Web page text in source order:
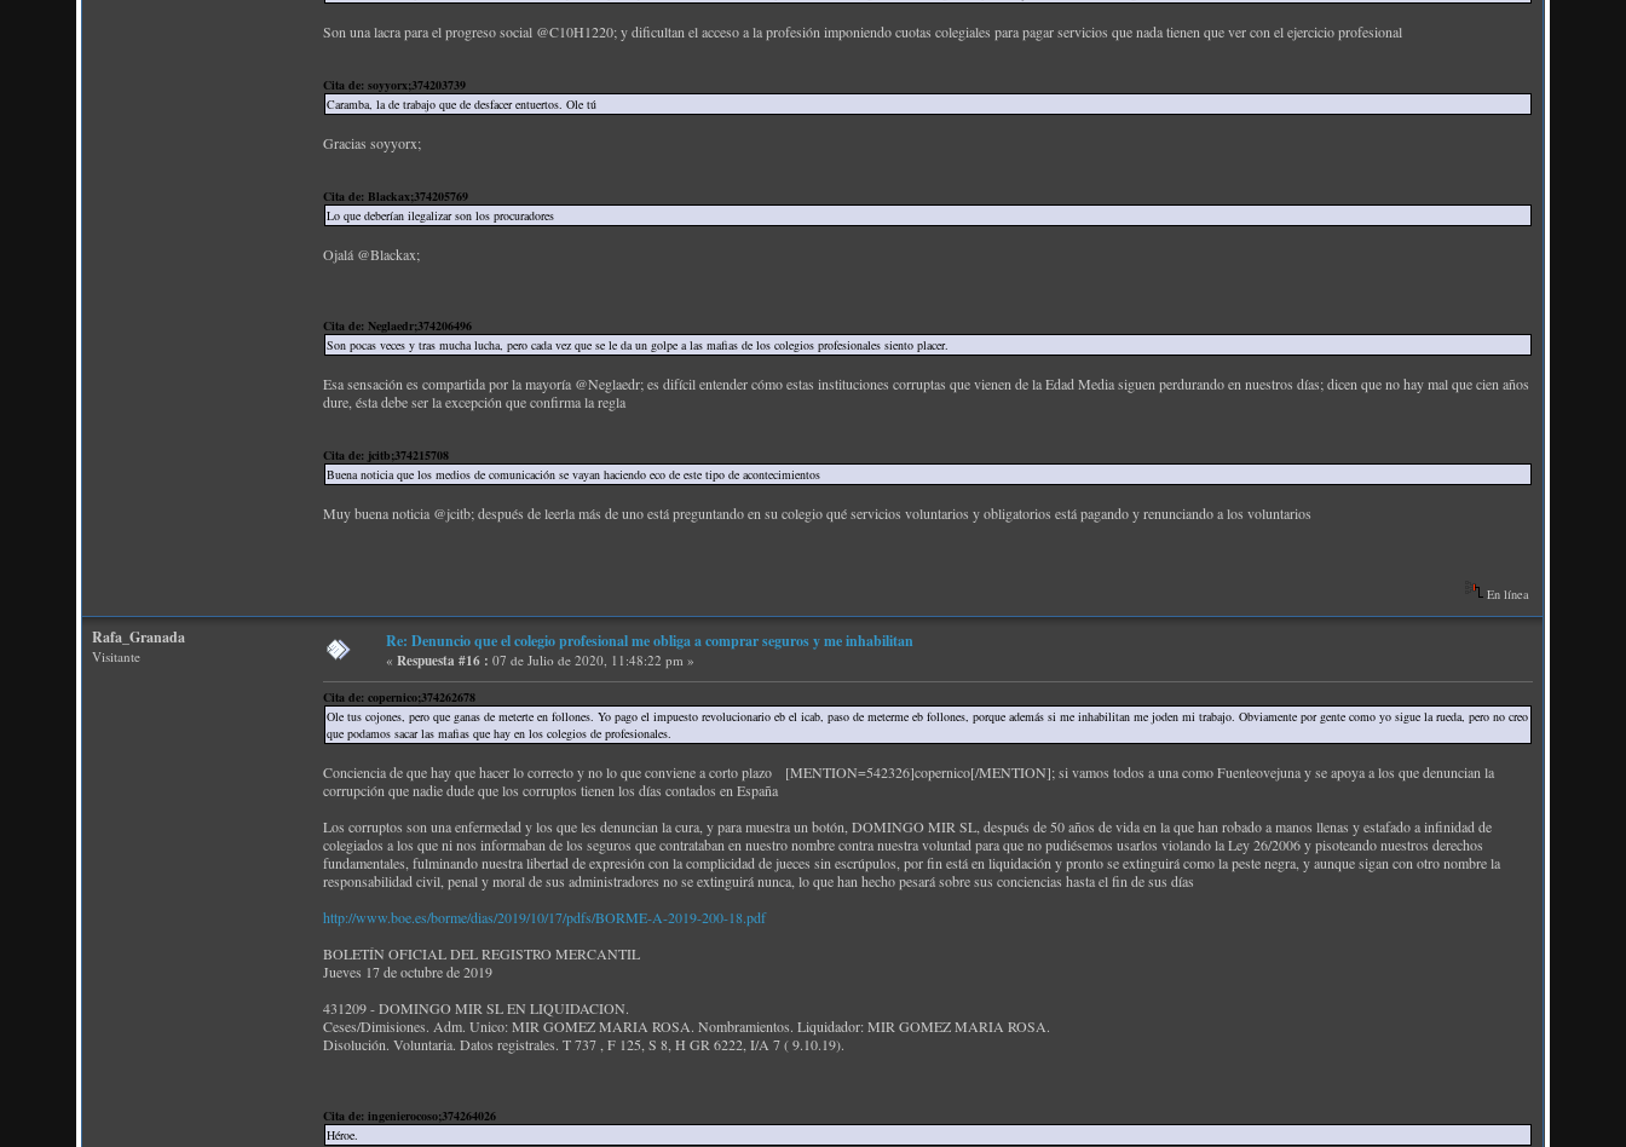
Son una lacra para el progreso social @C10H1220; y dificultan el acceso a la profesión imponiendo cuotas colegiales para pagar servicios que nada tienen que ver con el ejercicio profesional
Cita de: soyyorx;374203739
Caramba, la de trabajo que de desfacer entuertos. Ole tú
Gracias soyyorx;
Cita de: Blackax;374205769
Lo que deberían ilegalizar son los procuradores
Ojalá @Blackax;
Cita de: Neglaedr;374206496
Son pocas veces y tras mucha lucha, pero cada vez que se le da un golpe a las mafias de los colegios profesionales siento placer.
Esa sensación es compartida por la mayoría @Neglaedr; es difícil entender cómo estas instituciones corruptas que vienen de la Edad Media siguen perdurando en nuestros días; dicen que no hay mal que cien años
dure, ésta debe ser la excepción que confirma la regla
Cita de: jcitb;374215708
Buena noticia que los medios de comunicación se vayan haciendo eco de este tipo de acontecimientos
Muy buena noticia @jcitb; después de leerla más de uno está preguntando en su colegio qué servicios voluntarios y obligatorios está pagando y renunciando a los voluntarios
En línea
Rafa_Granada
Visitante
Re: Denuncio que el colegio profesional me obliga a comprar seguros y me inhabilitan
«Respuesta #16 : 07 de Julio de 2020, 11:48:22 pm »
Cita de: copernico;374262678
Ole tus cojones, pero que ganas de meterte en follones. Yo pago el impuesto revolucionario eb el icab, paso de meterme eb follones, porque además si me inhabilitan me joden mi trabajo. Obviamente por gente como yo sigue la rueda, pero no creo
que podamos sacar las mafias que hay en los colegios de profesionales.
Conciencia de que hay que hacer lo correcto y no lo que conviene a corto plazo [MENTION=542326]copernico[/MENTION]; si vamos todos a una como Fuenteovejuna y se apoya a los que denuncian la
corrupción que nadie dude que los corruptos tienen los días contados en España
Los corruptos son una enfermedad y los que les denuncian la cura, y para muestra un botón, DOMINGO MIR SL, después de 50 años de vida en la que han robado a manos llenas y estafado a infinidad de
colegiados a los que ni nos informaban de los seguros que contrataban en nuestro nombre contra nuestra voluntad para que no pudiésemos usarlos violando la Ley 26/2006 y pisoteando nuestros derechos
fundamentales, fulminando nuestra libertad de expresión con la complicidad de jueces sin escrúpulos, por fin está en liquidación y pronto se extinguirá como la peste negra, y aunque sigan con otro nombre la
responsabilidad civil, penal y moral de sus administradores no se extinguirá nunca, lo que han hecho pesará sobre sus conciencias hasta el fin de sus días
http://www.boe.es/borme/dias/2019/10/17/pdfs/BORME-A-2019-200-18.pdf
BOLETÍN OFICIAL DEL REGISTRO MERCANTIL
Jueves 17 de octubre de 2019
431209 - DOMINGO MIR SL EN LIQUIDACION.
Ceses/Dimisiones. Adm. Unico: MIR GOMEZ MARIA ROSA. Nombramientos. Liquidador: MIR GOMEZ MARIA ROSA.
Disolución. Voluntaria. Datos registrales. T 737 , F 125, S 8, H GR 6222, I/A 7 ( 9.10.19).
Cita de: ingenierocoso;374264026
Héroe.